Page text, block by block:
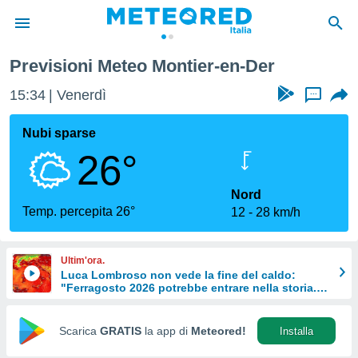
di
per
le
di
Web
Previsioni Meteo Montier-en-Der
15:34 Venerdì ...
Nubi sparse
26°
Temp. percepita 26°
Nord
12
28 km/h
Ultim'ora.
Luca Lombroso non vede la fine del caldo:
"Ferragosto 2026 potrebbe entrare nella storia.
Scarica GRATIS la app di Meteored! Installa